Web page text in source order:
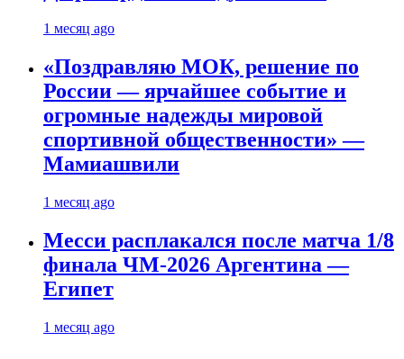
1 месяц ago
«Поздравляю МОК, решение по
России — ярчайшее событие и
огромные надежды мировой
спортивной общественности» —
Мамиашвили
1 месяц ago
Месси расплакался после матча 1/8
финала ЧМ-2026 Аргентина —
Египет
1 месяц ago